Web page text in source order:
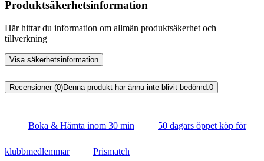
Produktsäkerhetsinformation
Här hittar du information om allmän produktsäkerhet och
tillverkning
Visa säkerhetsinformation
Recensioner (0)Denna produkt har ännu inte blivit bedömd. 0
Boka & Hämta inom 30 min 50 dagars öppet köp för
klubbmedlemmar Prismatch